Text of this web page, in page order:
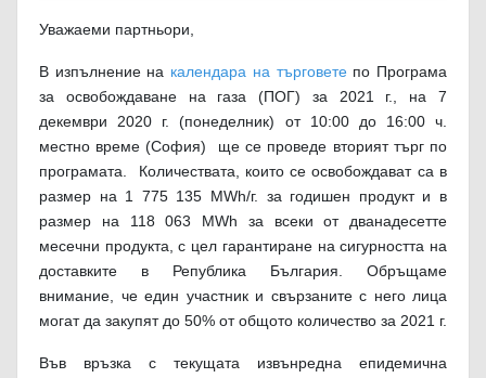
Уважаеми партньори,
В изпълнение на календара на търговетепо Програма
за освобождаване на газа (ПОГ) за 2021 г., на 7
декември 2020 г. (понеделник) от 10:00 до 16:00 ч.
местно време (София) ще се проведе вторият търг по
програмата. Количествата, които се освобождават са в
размер на 1 775 135 МWh/г. за годишен продукт и в
размер на 118 063 MWh за всеки от дванадесетте
месечни продукта, с цел гарантиране на сигурността на
доставките в Република България. Обръщаме
внимание, че един участник и свързаните с него лица
могат да закупят до 50% от общото количество за 2021 г.
Във връзка с текущата извънредна епидемична